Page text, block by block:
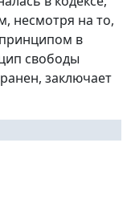
несмотря на то,
в
свободы
заключает